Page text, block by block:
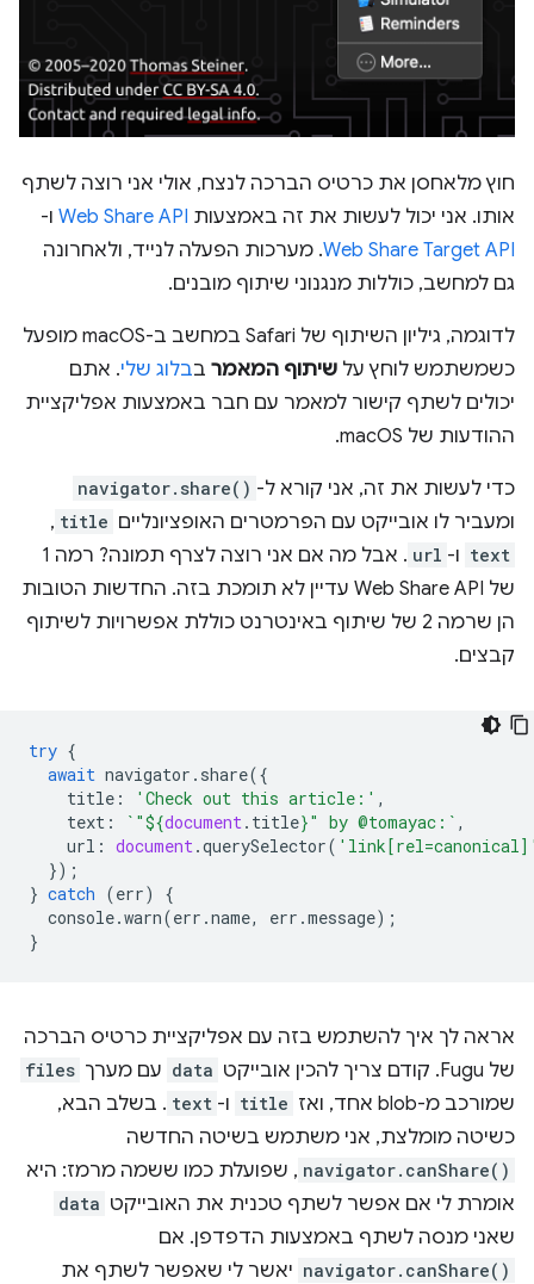
חוץ מלאחסן את כרטיס הברכה לנצח, אולי אני רוצה לשתף
אותו. אני יכול לעשות את זה באמצעות Web Share API ו-
Web Share Target API. מערכות הפעלה לנייד, ולאחרונה
גם למחשב, כוללות מנגנוני שיתוף מובנים.
לדוגמה, גיליון השיתוף של Safari במחשב ב-macOS מופעל
כשמשתמש לוחץ על שיתוף המאמר בבלוג שלי. אתם
יכולים לשתף קישור למאמר עם חבר באמצעות אפליקציית
ההודעות של macOS.
כדי לעשות את זה, אני קורא ל- navigator.share()
ומעביר לו אובייקט עם הפרמטרים האופציונליים title
,
text ו- url
. אבל מה אם אני רוצה לצרף תמונה? רמה 1
של Web Share API עדיין לא תומכת בזה. החדשות הטובות
הן שרמה 2 של שיתוף באינטרנט כוללת אפשרויות לשיתוף
קבצים.
try {
await navigator . share({
title : 'Check out this article:' ,
text : `"${document . title}" by @tomayac:` ,
url : document .querySelector(
});
} catch (err)
{
console.warn(err .name, err .message);
}
אראה לך איך להשתמש בזה עם אפליקציית כרטיס הברכה
של Fugu. קודם צריך להכין אובייקט
data עם מערך files
שמורכב מ-blob אחד, ואז title ו- text . בשלב הבא,
כשיטה מומלצת, אני משתמש בשיטה החדשה
navigator.canShare() , שפועלת כמו ששמה מרמז: היא
אומרת לי אם אפשר לשתף טכנית את האובייקט data
שאני מנסה לשתף באמצעות הדפדפן. אם
navigator.canShare() יאשר לי שאפשר לשתף את